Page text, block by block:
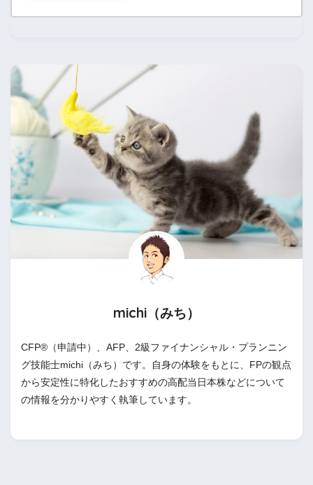
michi（みち）
CFP®（申請中）、AFP、2級ファイナンシャル・プランニン
グ技能士michi（みち）です。自身の体験をもとに、FPの観点
から安定性に特化したおすすめの高配当日本株などについて
の情報を分かりやすく執筆しています。